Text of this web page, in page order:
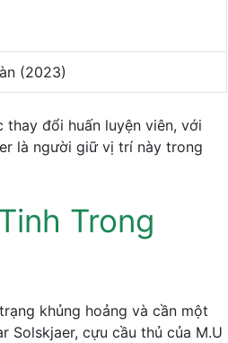
(2023)
thay đổi huấn luyện viên, với
là người giữ vị trí này trong
Trong
khủng hoảng và cần một
Solskjaer, cựu cầu thủ của M.U